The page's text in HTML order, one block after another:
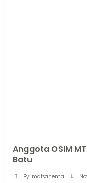
Anggota OSIM
Batu
By matsanema